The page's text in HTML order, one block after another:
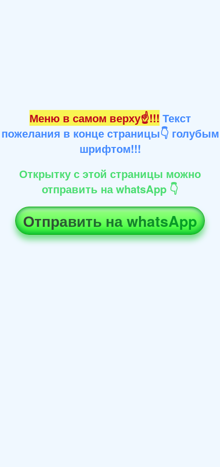
Меню в самом верху☝!!! Текст
пожелания в конце страницы👇 голубым
шрифтом!!!
Открытку с этой страницы можно
отправить на whatsApp 👇
Отправить на whatsApp